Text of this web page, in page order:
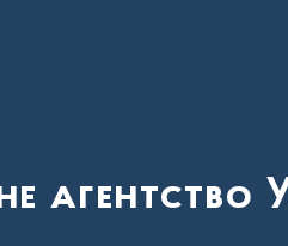
агентство